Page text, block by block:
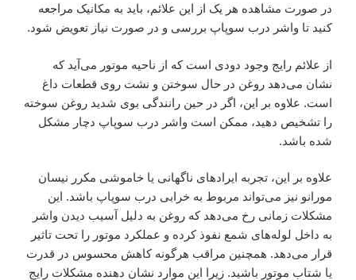
در صورت مشاهده هر یک از این علائم، باید به مکانیک مراجعه
کنید تا واشر درب سوپاپ بررسی و در صورت نیاز تعویض شود.
از علائم رایج وجود دودی است که از ناحیه موتور می‌آید که
نشان می‌دهد روغن در حال سوختن و نشت روی قطعات داغ
است. علاوه بر این، اگر در حین رانندگی بوی شدید روغن سوخته
را تشخیص دهید، ممکن است واشر درب سوپاپ دچار مشکل
شده باشد.
علاوه بر این، تجربه ایراد‌های ناگهانی یا خاموشی مکرر نیسان
مورانو نیز می‌تواند مربوط به خرابی درب سوپاپ باشد. این
مشکلات زمانی رخ می‌دهد که روغن به دلیل آسیب دیدن واشر
به داخل لوله‌های شمع نفوذ کرده و عملکرد موتور را تحت تاثیر
قرار می‌دهد. همچنین مراقب هرگونه کاهش محسوس در قدرت
یا شتاب موتور باشید. زیرا این موارد نشان دهنده مشکلات رایج